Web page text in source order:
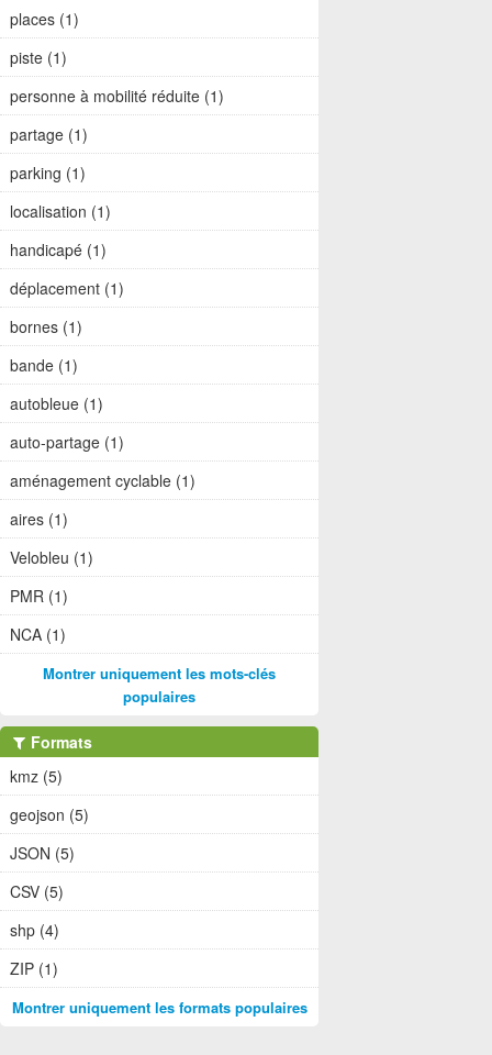
places (1)
piste (1)
personne à mobilité réduite (1)
partage (1)
parking (1)
localisation (1)
handicapé (1)
déplacement (1)
bornes (1)
bande (1)
autobleue (1)
auto-partage (1)
aménagement cyclable (1)
aires (1)
Velobleu (1)
PMR (1)
NCA (1)
Montrer uniquement les mots-clés
populaires
Formats
kmz (5)
geojson (5)
JSON (5)
CSV (5)
shp (4)
ZIP (1)
Montrer uniquement les formats populaires